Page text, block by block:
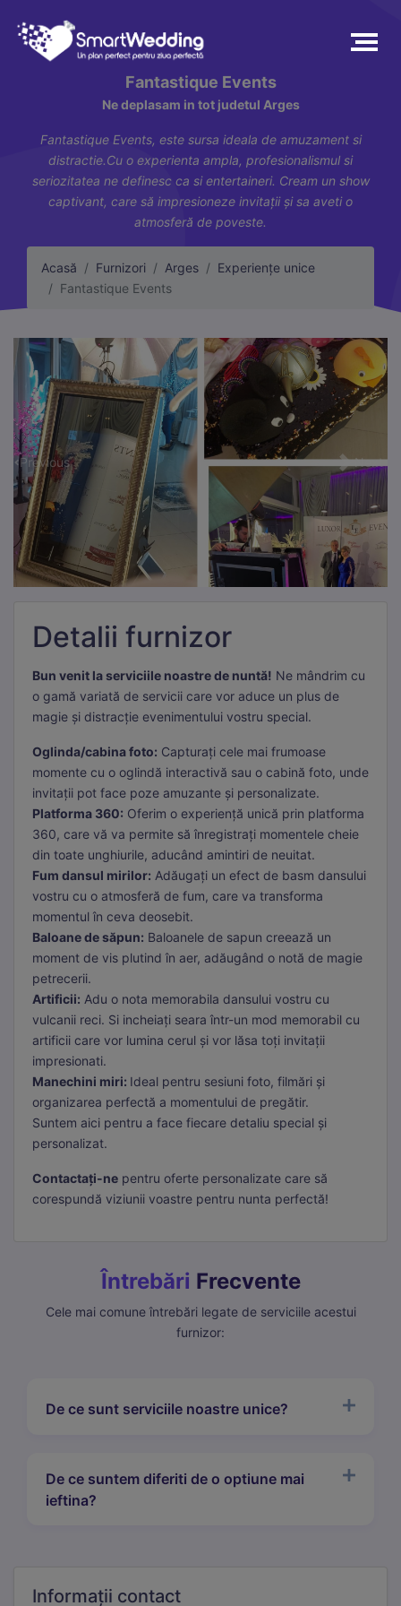
Fantastique Events
Ne deplasam in tot judetul Arges
Fantastique Events, este sursa ideala de amuzament si
distractie.Cu o experienta ampla, profesionalismul si
seriozitatea ne definesc ca si entertaineri. Cream un show
captivant, care să impresioneze invitații și sa aveti o
atmosferă de poveste.
Acasă Furnizori Arges
Experiențe unice
Fantastique Events
Previous Next
Detalii furnizor
Bun venit la serviciile noastre de nuntă! Ne mândrim cu
o gamă variată de servicii care vor aduce un plus de
magie și distracție evenimentului vostru special.
Oglinda/cabina foto: Capturați cele mai frumoase
momente cu o oglindă interactivă sau o cabină foto, unde
invitații pot face poze amuzante și personalizate.
Platforma 360: Oferim o experiență unică prin platforma
360, care vă va permite să înregistrați momentele cheie
din toate unghiurile, aducând amintiri de neuitat.
Fum dansul mirilor: Adăugați un efect de basm dansului
vostru cu o atmosferă de fum, care va transforma
momentul în ceva deosebit.
Baloane de săpun: Baloanele de sapun creează un
moment de vis plutind în aer, adăugând o notă de magie
petrecerii.
Artificii: Adu o nota memorabila dansului vostru cu
vulcanii reci. Si incheiați seara într-un mod memorabil cu
artificii care vor lumina cerul și vor lăsa toți invitații
impresionati.
Manechini miri: Ideal pentru sesiuni foto, filmări și
organizarea perfectă a momentului de pregătir.
Suntem aici pentru a face fiecare detaliu special și
personalizat.
Contactați-ne pentru oferte personalizate care să
corespundă viziunii voastre pentru nunta perfectă!
Întrebări Frecvente
Cele mai comune întrebări legate de serviciile acestui
furnizor:
De ce sunt serviciile noastre unice?
De ce suntem diferiti de o optiune mai
ieftina?
Informații contact